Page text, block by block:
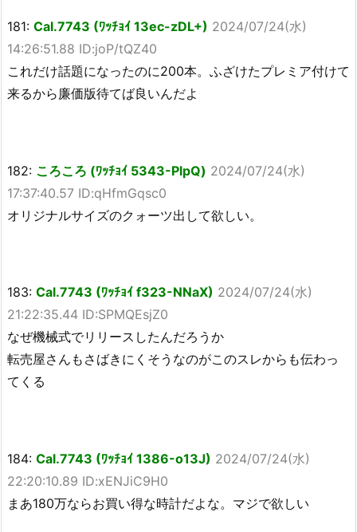
181: Cal.7743 (ﾜｯﾁｮｲ 13ec-zDL+) 2024/07/24(水)
14:26:51.88 ID:joP/tQZ40
これだけ話題になったのに200本。ふざけたプレミア付けて
来るから廉価版待てば良いんだよ
182: ころころ (ﾜｯﾁｮｲ 5343-PlpQ) 2024/07/24(水)
17:37:40.57 ID:qHfmGqsc0
オリジナルサイズのクォーツ出して欲しい。
183: Cal.7743 (ﾜｯﾁｮｲ f323-NNaX) 2024/07/24(水)
21:22:35.44 ID:SPMQEsjZ0
なぜ機械式でリリースしたんだろうか
転売屋さんもさばきにくそうなのがこのスレからも伝わっ
てくる
184: Cal.7743 (ﾜｯﾁｮｲ 1386-o13J) 2024/07/24(水)
22:20:10.89 ID:xENJiC9H0
まあ180万ならお買い得な時計だよな。マジで欲しい